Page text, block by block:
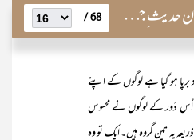
کی روشنی میں 68 /
برپا ہو گیا ہے لوگوں کے اپنے
اُس دَور کے لوگوں نے محسوس
ذریعہ یہ تین گروہ ہیں۔ ایک تو وہ